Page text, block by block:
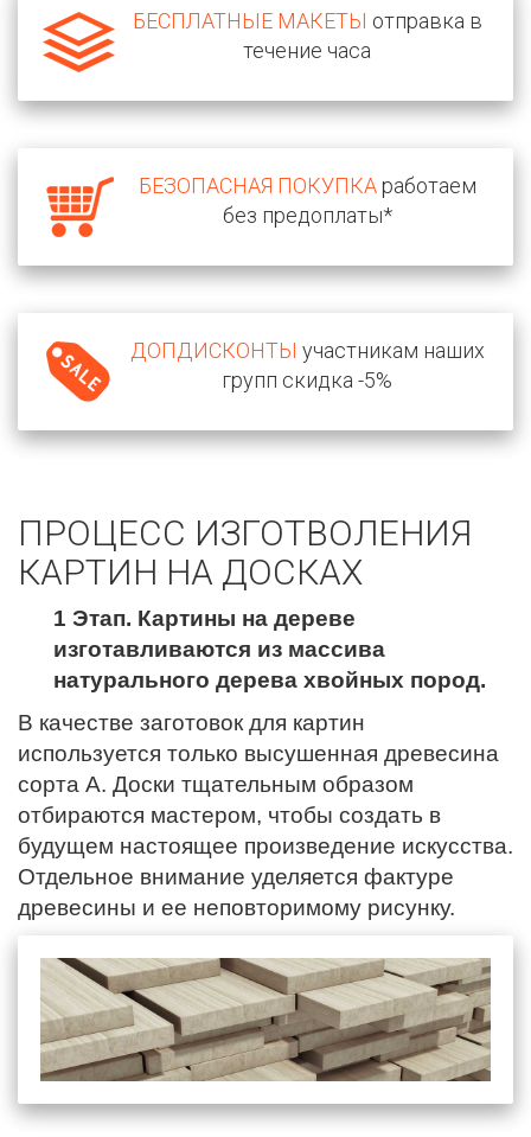
БЕСПЛАТНЫЕ МАКЕТЫ отправка в
течение часа
БЕЗОПАСНАЯ ПОКУПКАработаем
без предоплаты*
ДОПДИСКОНТЫ участникам наших
групп скидка -5%
ПРОЦЕСС ИЗГОТВОЛЕНИЯ
КАРТИН НА ДОСКАХ
1 Этап. Картины на дереве
изготавливаются из массива
натурального дерева хвойных пород.
В качестве заготовок для картин
используется только высушенная древесина
сорта А. Доски тщательным образом
отбираются мастером, чтобы создать в
будущем настоящее произведение искусства.
Отдельное внимание уделяется фактуре
древесины и ее неповторимому рисунку.